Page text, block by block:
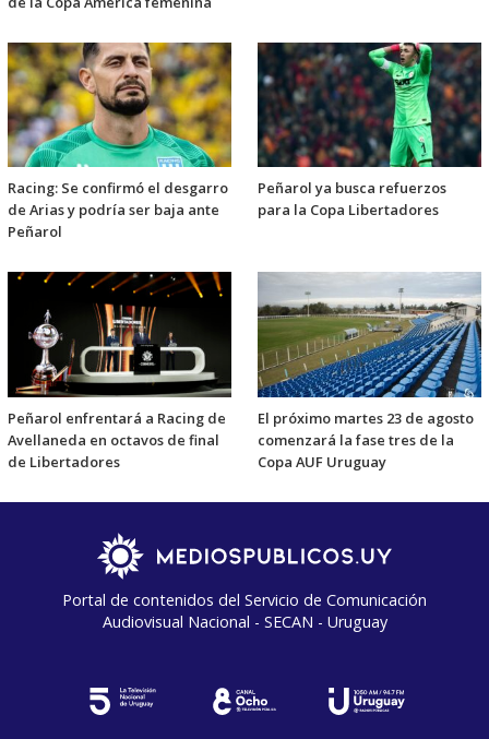
Racing: Se confirmó el desgarro
de Arias y podría ser baja ante
Peñarol
Peñarol ya busca refuerzos
para la Copa Libertadores
Peñarol enfrentará a Racing de
Avellaneda en octavos de final
de Libertadores
El próximo martes 23 de agosto
comenzará la fase tres de la
Copa AUF Uruguay
Portal de contenidos del Servicio de Comunicación
Audiovisual Nacional - SECAN - Uruguay